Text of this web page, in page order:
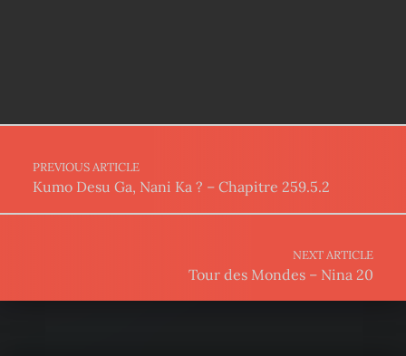
Post navigation
PREVIOUS ARTICLE
Kumo Desu Ga, Nani Ka ? – Chapitre 259.5.2
NEXT ARTICLE
Tour des Mondes – Nina 20